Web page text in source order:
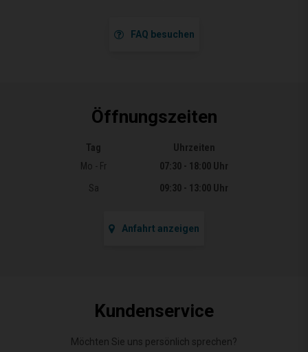
FAQ besuchen
Öffnungszeiten
Öffnungszeiten
Tag
Uhrzeiten
Mo - Fr
07:30 - 18:00 Uhr
Sa
09:30 - 13:00 Uhr
Anfahrt anzeigen
Kundenservice
Möchten Sie uns persönlich sprechen?